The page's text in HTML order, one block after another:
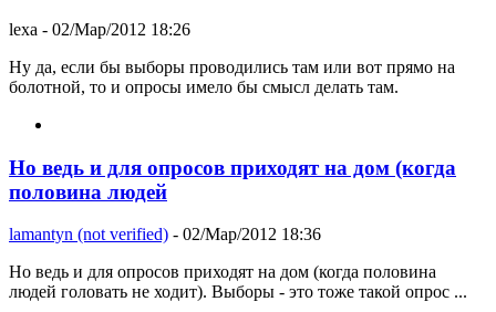
lexa - 02/Мар/2012 18:26
Ну да, если бы выборы проводились там или вот прямо на
болотной, то и опросы имело бы смысл делать там.
Но ведь и для опросов приходят на дом (когда
половина людей
lamantyn (not verified) - 02/Мар/2012 18:36
Но ведь и для опросов приходят на дом (когда половина
людей головать не ходит). Выборы - это тоже такой опрос ...